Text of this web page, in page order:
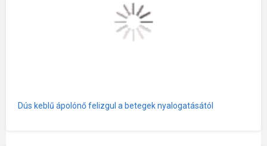
Dús keblű ápolónő felizgul a betegek nyalogatásától